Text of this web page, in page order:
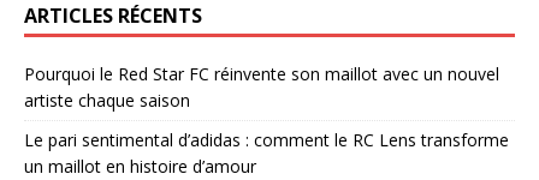
ARTICLES RÉCENTS
Pourquoi le Red Star FC réinvente son maillot avec un nouvel
artiste chaque saison
Le pari sentimental d’adidas : comment le RC Lens transforme
un maillot en histoire d’amour